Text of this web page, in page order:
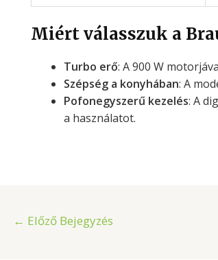
Miért válasszuk a
Turbo erő: A 900 W
Szépség a konyhában: A
Pofonegyszerű kezelés: A
a használatot.
Bejegyzés
← Előző Bejegyzés